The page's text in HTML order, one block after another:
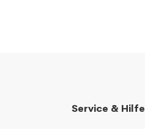
Service & Hilfe